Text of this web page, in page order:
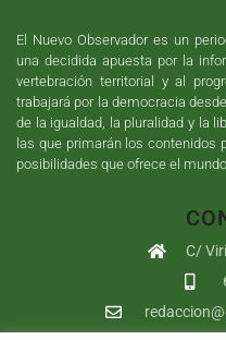
El Nuevo Observador es un
una decidida apuesta por la
vertebración territorial y al
trabajará por la democracia
de la igualdad, la pluralidad y la
las que primarán los contenidos
posibilidades que ofrece el
C/